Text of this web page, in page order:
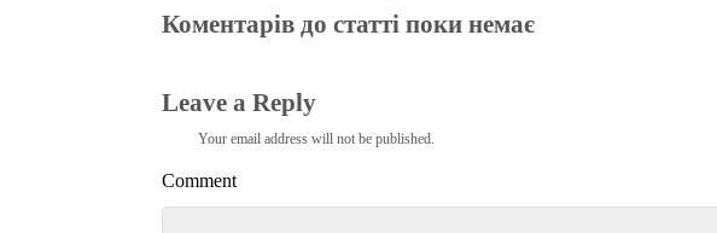
Коментарів до статті поки немає
Leave a Reply
Your email address will not be published.
Comment